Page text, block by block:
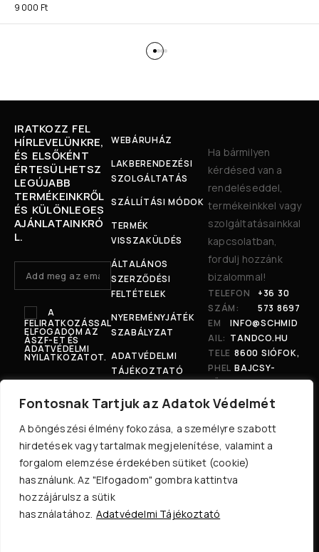
Fontosnak Tartjuk az Adatok Védelmét
A böngészési élmény fokozása, a személyre szabott
hirdetések vagy tartalmak megjelenítése, valamint a
forgalom elemzése érdekében sütiket (cookie)
használunk. Az "Elfogadom" gombra kattintva
hozzájárulsz a sütik
használatához. Adatvédelmi Tájékoztató
9 000 Ft
IRATKOZZ FEL
HÍRLEVELÜNKRE,
ÉS ELSŐKÉNT
ÉRTESÜLHETSZ
LEGÚJABB
TERMÉKEINKRŐL
ÉS KÜLÖNLEGES
AJÁNLATAINKRÓ
L.
A
FELIRATKOZÁSSAL
ELFOGADOM AZ
ÁSZF-ET ÉS
ADATVÉDELMI
NYILATKOZATOT.
WEBÁRUHÁZ
LAKBERENDEZÉSI
SZOLGÁLTATÁS
SZÁLLÍTÁSI MÓDOK
TERMÉK
VISSZAKÜLDÉS
ÁLTALÁNOS
SZERZŐDÉSI
FELTÉTELEK
NYEREMÉNYJÁTÉK
SZABÁLYZAT
ADATVÉDELMI
TÁJÉKOZTATÓ
Ha bármilyen
kérdésed van a
rendeléseddel,
termékeinkkel vagy
szolgáltatásainkkal
kapcsolatban,
fordulj hozzánk
bizalommal!
TELEFON
SZÁM:
+36 30
573 8697
EM
AIL:
INFO@SCHMID
TANDCO.HU
TELE
PHEL
YÜNK
8600 SIÓFOK,
BAJCSY-
ZSILINSZKY U.
207.
© 2024 Mensarius Kft. Minden jog fenntartva.